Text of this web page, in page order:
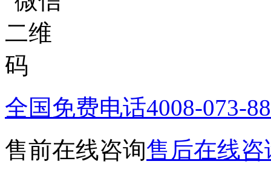
全国免费电话4008-073-
售前在线咨询售后在线咨